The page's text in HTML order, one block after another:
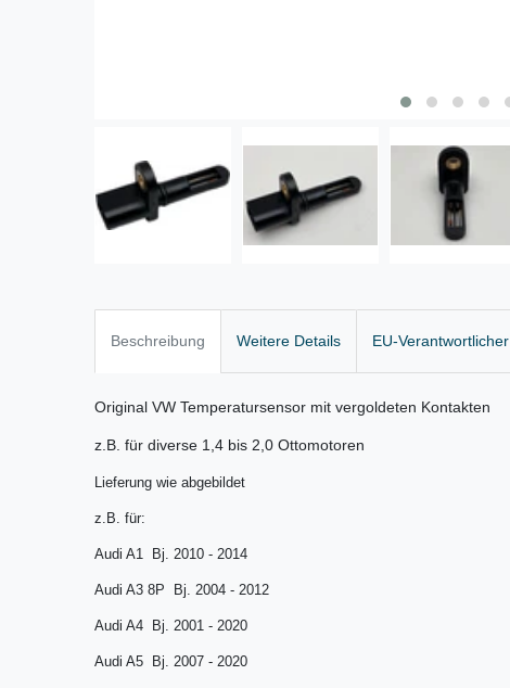
Beschreibung Weitere Details EU-Verantwortlicher
Original VW Temperatursensor mit vergoldeten Kontakten
z.B. für diverse 1,4 bis 2,0 Ottomotoren
Lieferung wie abgebildet
z.B. für:
Audi A1 Bj. 2010 - 2014
Audi A3 8P Bj. 2004 - 2012
Audi A4 Bj. 2001 - 2020
Audi A5 Bj. 2007 - 2020